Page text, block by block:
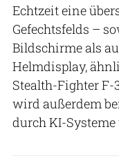
Echtzeit eine
Gefechtsfelds –
Bildschirme als
Helmdisplay,
Stealth-Fighter F-
wird außerdem
durch KI-